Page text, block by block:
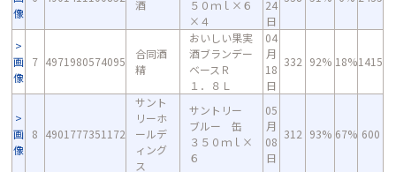
像
酒
５０ｍｌ×６
×４
24
日
画
像
7 4971980574095
合同酒
精
おいしい果実
酒ブランデー
ベースＲ
１．８Ｌ
04
月
18
日
332 92% 18%1415
画
像
8 4901777351172
サント
リーホ
ールデ
ィング
ス
サントリー
ブルー 缶
３５０ｍｌ×
６
05
月
08
日
312 93% 67% 600